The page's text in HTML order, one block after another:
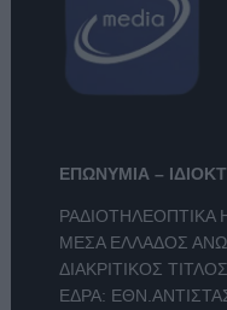
ΕΠΩΝΥΜΙΑ –
ΡΑΔΙΟΤΗΛΕΟΠΤΙΚΑ
ΜΕΣΑ ΕΛΛΑΔΟΣ
ΔΙΑΚΡΙΤΙΚΟΣ
ΕΔΡΑ: